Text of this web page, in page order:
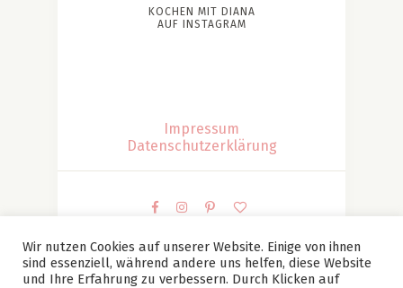
KOCHEN MIT DIANA
AUF INSTAGRAM
Impressum
Datenschutzerklärung
© Kochen mit Diana | Diana Patesan Alle Bilder und
Wir nutzen Cookies auf unserer Website. Einige von ihnen
sind essenziell, während andere uns helfen, diese Website
und Ihre Erfahrung zu verbessern. Durch Klicken auf